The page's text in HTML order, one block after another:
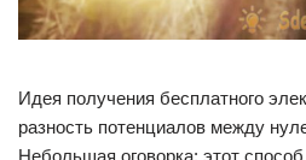
Идея получения бесплатного
разность потенциалов между
Небольшая оговорка: этот